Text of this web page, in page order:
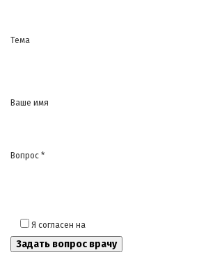
Тема
Ваше имя
Вопрос *
Я согласен на